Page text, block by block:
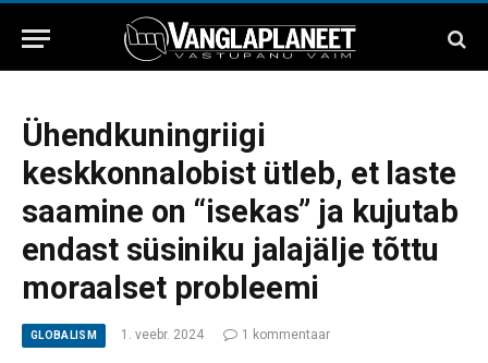
Ühendkuningriigi
keskkonnalobist ütleb, et laste
saamine on “isekas” ja kujutab
endast süsiniku jalajälje tõttu
moraalset probleemi
GLOBALISM 1. veebr. 2024 1 kommentaar